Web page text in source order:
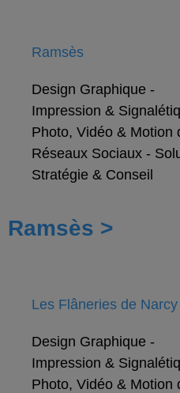
Ramsès
Design Graphique -
Impression &
Photo, Vidéo & Motion
Réseaux Sociaux -
Stratégie & Conseil
Ramsès >
Les Flâneries de Narcy
Design Graphique -
Impression &
Photo, Vidéo & Motion